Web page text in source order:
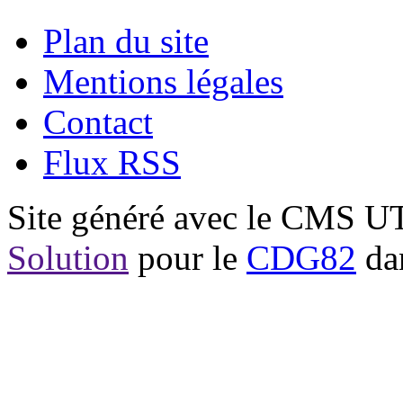
Plan du site
Mentions légales
Contact
Flux RSS
Site généré avec le CMS
Solution pour le CDG82